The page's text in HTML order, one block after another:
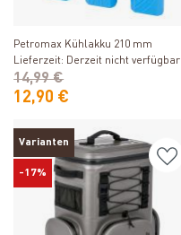
Produkt ansehen
Petromax Kühlakku 210 mm
Lieferzeit: Derzeit nicht verfügbar
12,90 €
14,99 €
Varianten
-17%